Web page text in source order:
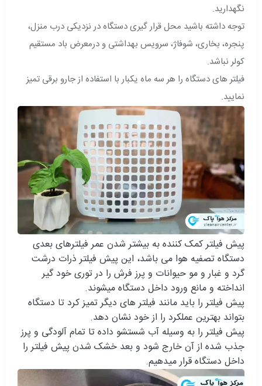
نگهدارید.
توجه داشته باشید محل قرار گیری دستگاه در نزدیکی درب منزل،
پنجره، بخاری، شوفاژ، سرویس بهداشتی و درمعرض باد مستقیم
کولر نباشد.
فیلتر های دستگاه را هر سه ماه یکبار با استفاده از جارو برقی تمیز
نمایید.
پیش فیلتر کمک کننده به بیشتر شدن عمر فیلترهای بعدی
دستگاه تصفیه هوا می باشد، این پیش فیلتر ذرات درشت
گرد و غبار و مو حیوانات و پرز فرش را در توری خود گیر
انداخته و مانع ورود داخل دستگاه میشوند.
پیش فیلتر را باید مانند فیلتر های دیگر تمیز کرد تا دستگاه
بتواند بهترین عملکرد را از خود نشان دهد.
پیش فیلتر را به وسیله آب شستشو داده تا تمام آلودگی و پرز
جذب شده از آن خارج شود و بعد خشک شدن پیش فیلتر را
داخل دستگاه قرار میدهیم.